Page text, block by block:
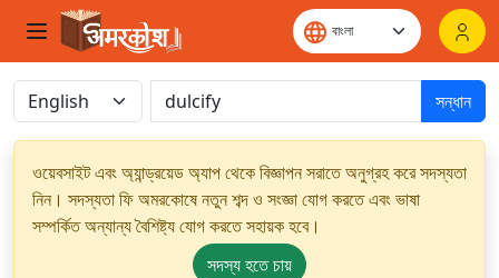
সন্ধান
ওয়েবসাইট এবং অ্যান্ড্রয়েড অ্যাপ থেকে বিজ্ঞাপন সরাতে অনুগ্রহ করে সদস্যতা
নিন। সদস্যতা ফি অমরকোষে নতুন শব্দ ও সংজ্ঞা যোগ করতে এবং ভাষা
সম্পর্কিত অন্যান্য বৈশিষ্ট্য যোগ করতে সহায়ক হবে।
সদস্য হতে চায়